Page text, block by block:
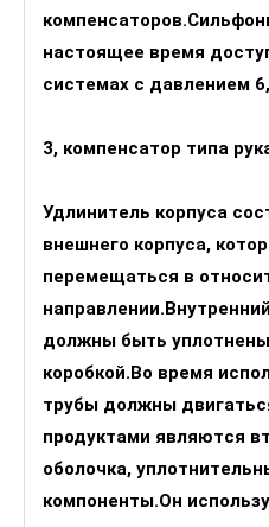
настоящее время
системах с давлением
3, компенсатор типа
Удлинитель корпуса
внешнего корпуса,
перемещаться в
должны быть
коробкой.Во время
трубы должны
продуктами являются
оболочка,
компоненты.Он